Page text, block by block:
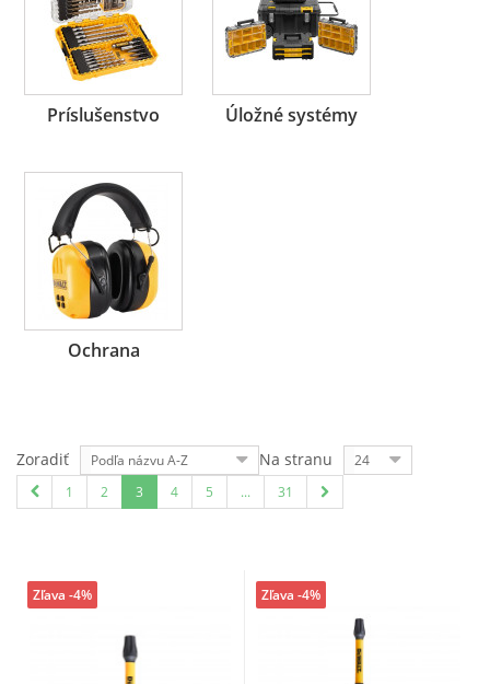
Príslušenstvo Úložné systémy
Ochrana
Zoradiť Podľa názvu A-Z Na stranu
24
1
2 3 4 5 ... 31
Zľava -4% Zľava -4%